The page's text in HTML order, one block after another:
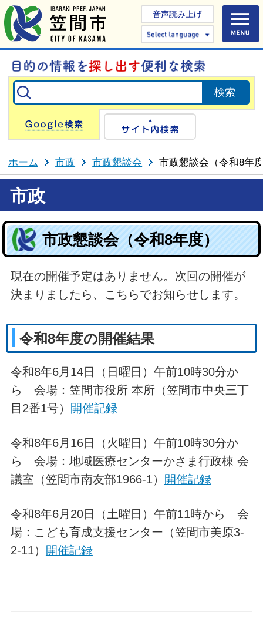
音声読み上げ
Select
Google検索
ホーム 市政 市政懇談会 市政懇談会（令和8年
市政
市政懇談会（令和8年度）
現在の開催予定はありません。次回の開催が
決まりましたら、こちらでお知らせします。
令和8年度の開催結果
令和8年6月14日（日曜日）午前10時30分か
ら 会場：笠間市役所 本所（笠間市中央三丁
目2番1号） 開催記録
令和8年6月16日（火曜日）午前10時30分か
ら 会場：地域医療センターかさま行政棟 会
議室（笠間市南友部1966-1） 開催記録
令和8年6月20日（土曜日）午前11時から 会
場：こども育成支援センター（笠間市美原3-
2-11） 開催記録